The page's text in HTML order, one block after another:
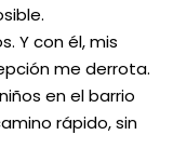
Y con él, mis
me derrota.
en el barrio
rápido, sin